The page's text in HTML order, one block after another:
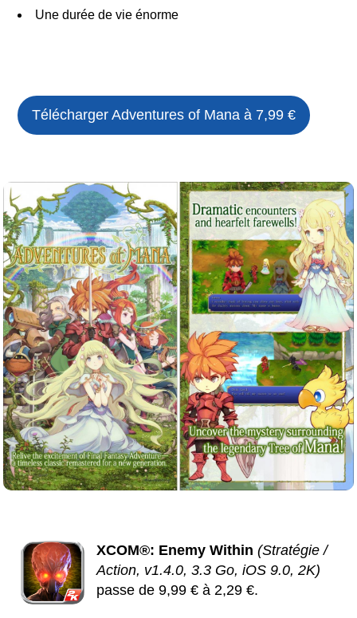
Une durée de vie énorme
TéléchargerAdventures of Mana à 7,99 €
XCOM®: Enemy Within (Stratégie /
Action, v1.4.0, 3.3 Go, iOS 9.0, 2K)
passe de 9,99 € à 2,29 €.